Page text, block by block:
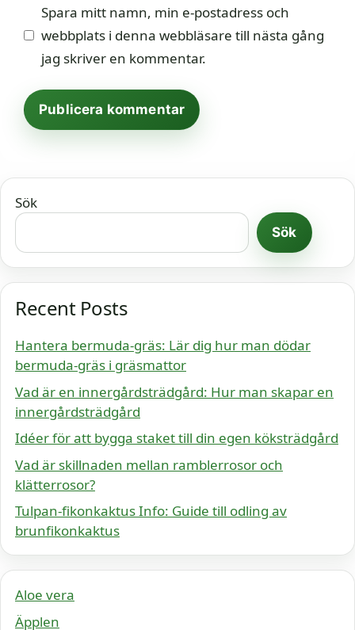
Spara mitt namn, min e-postadress och
webbplats i denna webbläsare till nästa gång
jag skriver en kommentar.
Sök
Sök
Recent Posts
Hantera bermuda-gräs: Lär dig hur man dödar
bermuda-gräs i gräsmattor
Vad är en innergårdsträdgård: Hur man skapar en
innergårdsträdgård
Idéer för att bygga staket till din egen köksträdgård
Vad är skillnaden mellan ramblerrosor och
klätterrosor?
Tulpan-fikonkaktus Info: Guide till odling av
brunfikonkaktus
Aloe vera
Äpplen